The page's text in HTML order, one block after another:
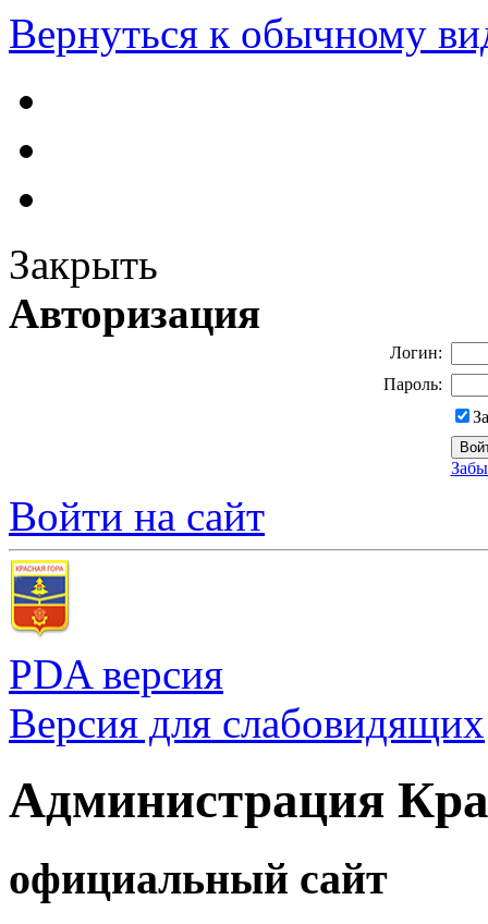
Вернуться к обычному
Закрыть
Авторизация
Логин:
Пароль:
Войти на сайт
PDA версия
Версия для слабовидящих
Администрация
официальный сайт